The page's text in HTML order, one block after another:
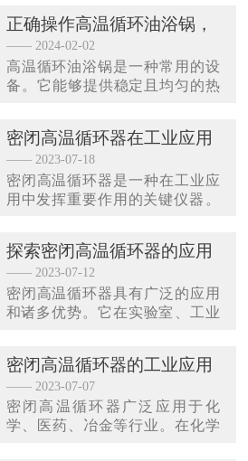
正确操作高温循环油浴锅，
避免安全事故发生
—— 2024-02-02
高温循环油浴锅是一种常用的设
备。它能够提供稳定且均匀的热
作温度较高，如果不正确操作，
可能会引发安全事故。
密闭高温循环器在工业应用
中的作用
—— 2023-07-18
密闭高温循环器是一种在工业应
用中发挥重要作用的关键仪器。
温度条件，从而实现了能源效率
与可持续性的增强。
探索密闭高温循环器的应用
和优势
—— 2023-07-12
密闭高温循环器具有广泛的应用
和诸多优势。它在实验室、工业
用的不断拓展，密闭高温循环器
的应用前景将更加广阔。
密闭高温循环器的工业应用
与技术创新
—— 2023-07-07
密闭高温循环器广泛应用于化
学、医药、冶金等行业。在化学